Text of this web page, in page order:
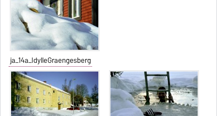
ja_14a_IdylleGraengesberg